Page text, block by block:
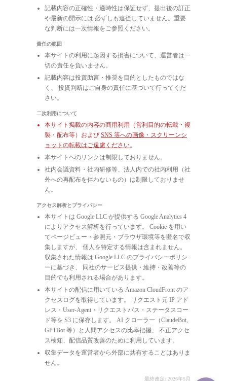
記載内容の正確性・適時性は保証せず、提出後の訂正
や最新の開示には 必ずしも追従していません。重要
な判断には一次情報をご参照ください。
責任の範囲
本サイトの利用に起因する損害について、運営者は一
切の責任を負いません。
記載内容は投資助言・推奨を目的としたものではな
く、 投資判断はご自身の責任に基づいて行ってくだ
さい。
二次利用について
本サイト掲載の内容の商用利用（営利目的の転載・複
製・配布等）および SNS 等への画像・スクリーンシ
ョットの転載はご遠慮ください。
本サイトへのリンクは制限しておりません。
社内会議資料・社内研修等、法人内での社内利用（社
外への再配布を伴わないもの）は制限しておりませ
ん。
アクセス解析とプライバシー
本サイトは Google LLC が提供する Google Analytics 4
によりアクセス解析を行っています。 Cookie を用い
てページビュー・参照元・ブラウザ環境等を匿名で収
集しますが、 個人を特定する情報は含まれません。
収集された情報は Google LLC のプライバシーポリシ
ーに基づき、 同社のサービス提供・維持・改善等の
目的でも利用される場合があります。
本サイトの配信に用いている Amazon CloudFront のア
クセスログを取得しています。 リクエスト元 IP アド
レス・User-Agent・リクエストパス・ステータスコー
ド等を S3 に保存します。 AI クローラー（ClaudeBot,
GPTBot 等）と人間アクセスの比率把握、 不正アクセ
ス検知、配信品質改善のために利用しています。
収集データを運営者から外部に共有することはありま
せん。
最終改定: 2026年5月